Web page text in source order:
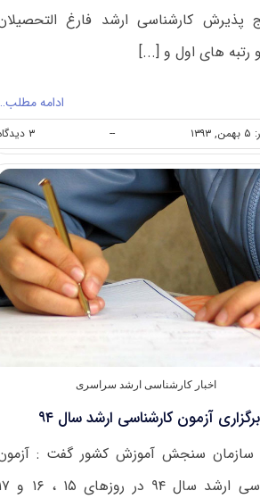
پذیرش کارشناسی ارشد فارغ
رتبه های اول و [...]
ادامه
-- ۳ دیدگاه
اخبار کارشناسی ارشد سراسری
آزمون کارشناسی ارشد سال ۹۴
سنجش آموزش کشور گفت :
کارشناسی ارشد سال ۹۴